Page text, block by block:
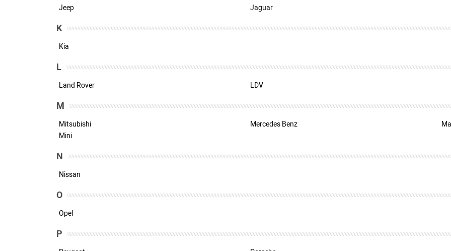
Jeep Jaguar
K
Kia
L
Land Rover LDV
M
Mitsubishi Mercedes Benz
Mini
N
Nissan
O
Opel
P